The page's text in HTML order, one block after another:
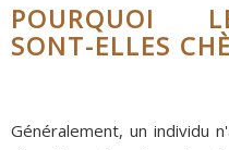
POURQUOI
SONT-ELLES
Généralement, un individu